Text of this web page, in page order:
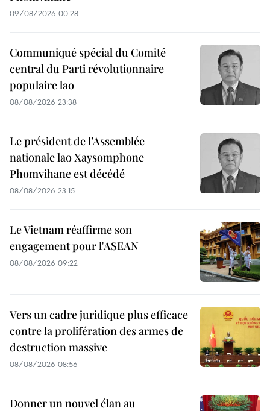
09/08/2026 00:28
Communiqué spécial du Comité
central du Parti révolutionnaire
populaire lao
08/08/2026 23:38
Le président de l’Assemblée
nationale lao Xaysomphone
Phomvihane est décédé
08/08/2026 23:15
Le Vietnam réaffirme son
engagement pour l'ASEAN
08/08/2026 09:22
Vers un cadre juridique plus efficace
contre la prolifération des armes de
destruction massive
08/08/2026 08:56
Donner un nouvel élan au